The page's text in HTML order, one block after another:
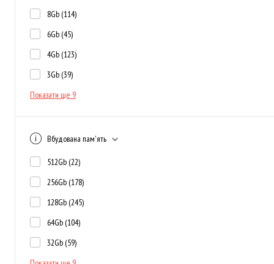
8Gb (114)
6Gb (45)
4Gb (123)
3Gb (39)
Показати ще 9
Вбудована пам'ять
512Gb (22)
256Gb (178)
128Gb (245)
64Gb (104)
32Gb (59)